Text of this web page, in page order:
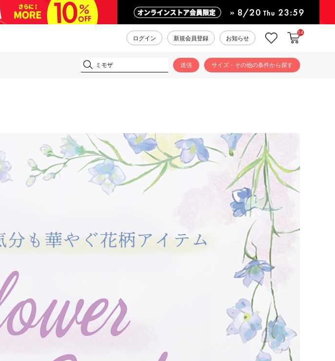
ログイン 新規会員登録 お知らせ お気に入りカートに入
14
サイズ・その他の条件から探す